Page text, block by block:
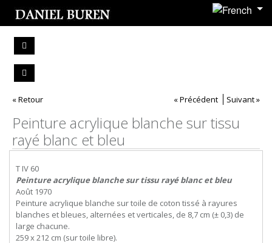
« Retour « Précédent Suivant »
Peinture acrylique blanche sur tissu
rayé blanc et bleu
T IV 60
Peinture acrylique blanche sur tissu rayé blanc et bleu
Août 1970
Peinture acrylique blanche sur toile de coton tissé à rayures
blanches et bleues, alternées et verticales, de 8,7 cm (± 0,3) de
large chacune.
259 x 212 cm (sur toile libre).